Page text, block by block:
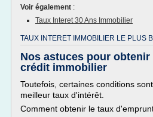
Voir également :
Taux Interet 30 Ans Immobilier
TAUX INTERET IMMOBILIER LE PLUS
Nos astuces pour
crédit immobilier
Toutefois, certaines conditions
meilleur taux d'intérêt.
Comment obtenir le taux